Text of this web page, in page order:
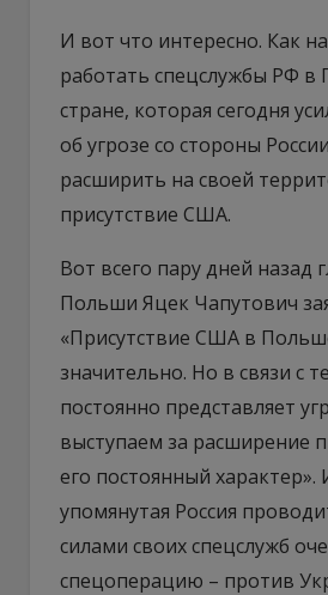
И вот что интересно. Как
работать спецслужбы РФ в
стране, которая сегодня
об угрозе со стороны
расширить на своей
присутствие США.
Вот всего пару дней назад
Польши Яцек Чапутович
«Присутствие США в
значительно. Но в связи с
постоянно представляет
выступаем за расширение
его постоянный характер».
упомянутая Россия
силами своих спецслужб
спецоперацию – против